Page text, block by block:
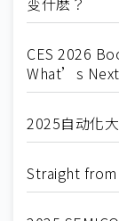
CES 2026
What’s Next
2025自动化
Straight from